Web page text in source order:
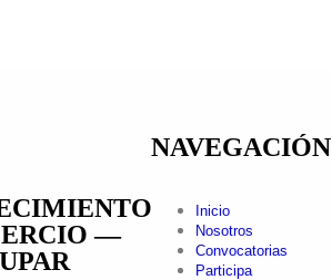
—
NAVEGACIÓN
Inicio
Nosotros
Convocatorias
Participa